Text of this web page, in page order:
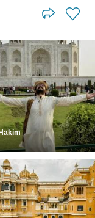
Hakim